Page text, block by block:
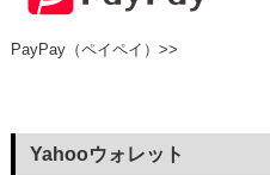
PayPay（ペイペイ）>>
Yahooウォレット